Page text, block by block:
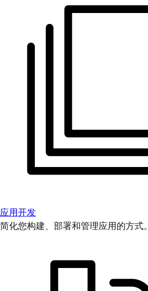
应用开发
简化您构建、部署和管理应用的方式。